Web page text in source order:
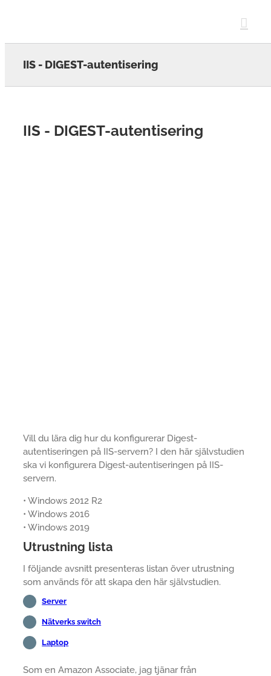
IIS - DIGEST-autentisering
IIS - DIGEST-autentisering
Vill du lära dig hur du konfigurerar Digest-
autentiseringen på IIS-servern? I den här självstudien
ska vi konfigurera Digest-autentiseringen på IIS-
servern.
• Windows 2012 R2
• Windows 2016
• Windows 2019
Utrustning lista
I följande avsnitt presenteras listan över utrustning
som används för att skapa den här självstudien.
Server
Nätverks switch
Laptop
Som en Amazon Associate, jag tjänar från